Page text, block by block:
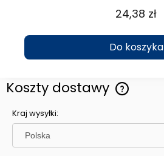
24,38 zł
Do koszyka
Koszty dostawy
Kraj wysyłki: